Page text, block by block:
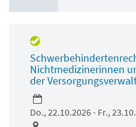
Nichtmedizinerinnen
der
Do., 22.10.2026 - Fr.,